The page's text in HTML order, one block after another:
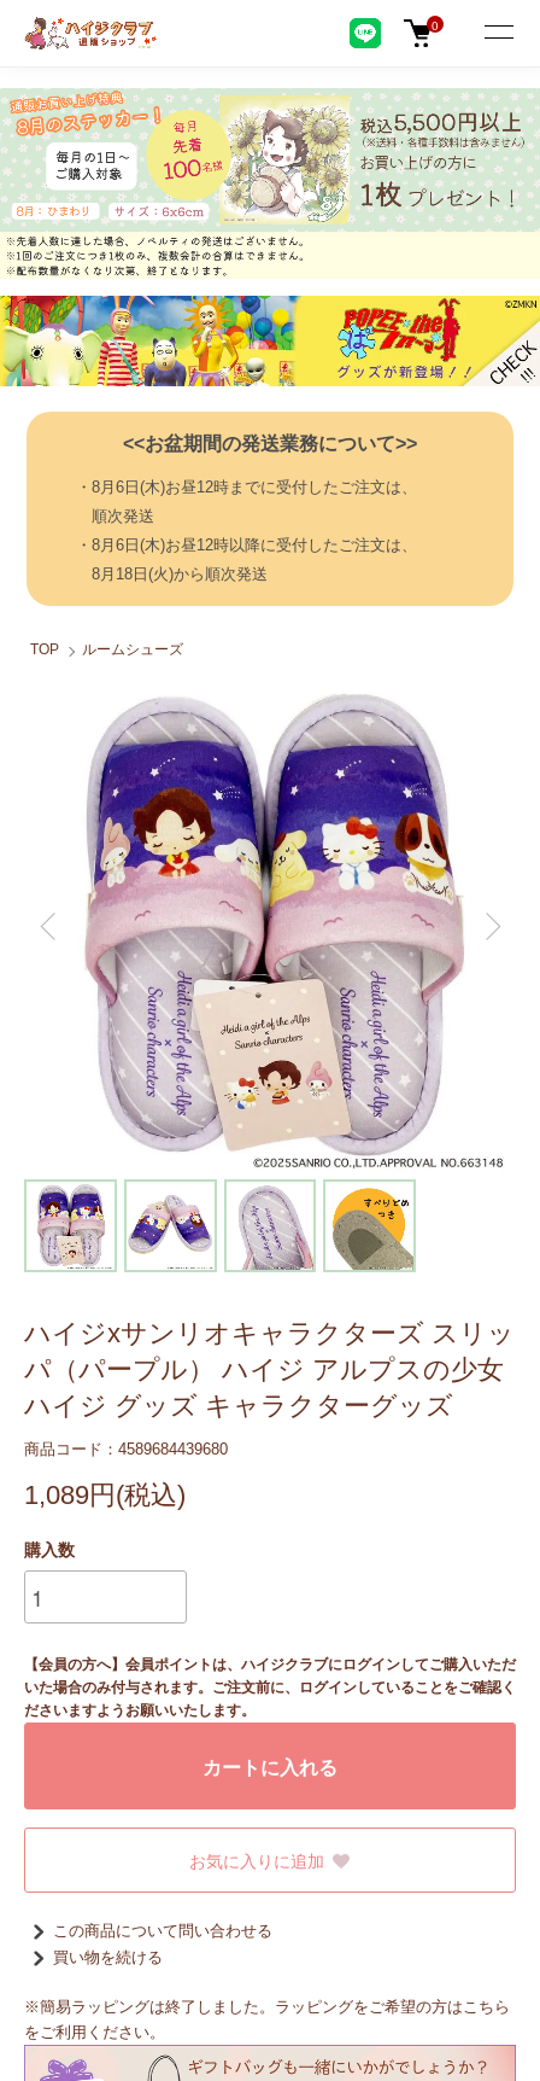
0
<<お盆期間の発送業務について>>
・8月6日(木)お昼12時までに受付したご注文は、
順次発送
・8月6日(木)お昼12時以降に受付したご注文は、
8月18日(火)から順次発送
TOP ルームシューズ
ハイジxサンリオキャラクターズ スリッ
パ（パープル） ハイジ アルプスの少女
ハイジ グッズ キャラクターグッズ
商品コード：4589684439680
1,089円(税込)
購入数
【会員の方へ】会員ポイントは、ハイジクラブにログインしてご購入いただ
いた場合のみ付与されます。ご注文前に、ログインしていることをご確認く
ださいますようお願いいたします。
カートに入れる
お気に入りに追加
この商品について問い合わせる
買い物を続ける
※簡易ラッピングは終了しました。ラッピングをご希望の方はこちら
をご利用ください。